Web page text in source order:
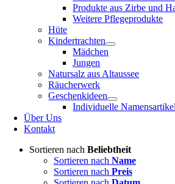
Produkte aus Zirbe und
Weitere Pflegeprodukte
Hüte
Kindertrachten
Mädchen
Jungen
Natursalz aus Altaussee
Räucherwerk
Geschenkideen
Individuelle Namensartikel
Über Uns
Kontakt
Sortieren nach Beliebtheit
Sortieren nach Name
Sortieren nach Preis